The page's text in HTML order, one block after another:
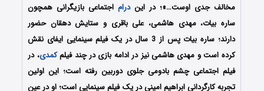
مخالف جدی اوست…»؛ در ایندراماجتماعی بازیگرانی همچون
ساره بیات، مهدی هاشمی، علی باقری و ستایش دهقان حضور
دارند؛ ساره بیات پس از 3 سال در یک فیلم سینمایی ایفای نقش
کرده است و مهدی هاشمی نیز در ادامه بازی در چند فیلمکمدی، در
فیلم اجتماعی چشم بادومی جلوی دوربین رفته است؛ این اولین
تجربه کارگردانی ابراهیم امینی در یک فیلم سینمایی است؛ او در عین